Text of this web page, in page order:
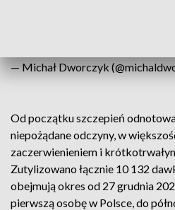
— Michał Dworczyk
Od początku szczepień
niepożądane odczyny, w
zaczerwienieniem i
Zutylizowano łącznie 10 132
obejmują okres od 27 grudnia
pierwszą osobę w Polsce, do